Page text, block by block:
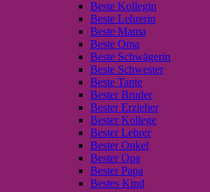
Beste Kollegin
Beste Lehrerin
Beste Mama
Beste Oma
Beste Schwägerin
Beste Schwester
Beste Tante
Bester Bruder
Bester Erzieher
Bester Kollege
Bester Lehrer
Bester Onkel
Bester Opa
Bester Papa
Bestes Kind